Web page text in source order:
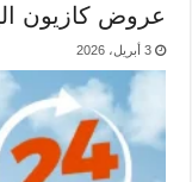
عروض كازيون اليوم
3 أبريل، 2026